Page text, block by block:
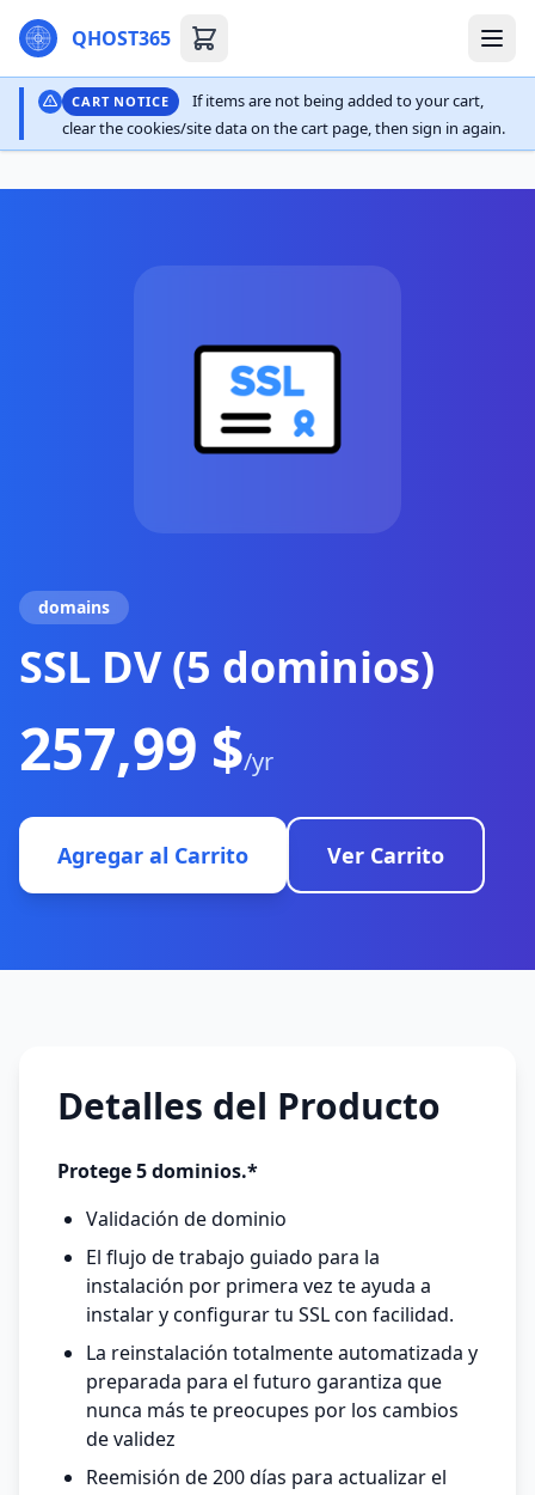
QHOST365
CART NOTICE
If items are not being added to your cart,
clear the cookies/site data on the cart page, then sign in again.
domains
SSL DV (5 dominios)
257,99 $/yr
Agregar al Carrito Ver Carrito
Detalles del Producto
Protege 5 dominios.*
Validación de dominio
El flujo de trabajo guiado para la
instalación por primera vez te ayuda a
instalar y configurar tu SSL con facilidad.
La reinstalación totalmente automatizada y
preparada para el futuro garantiza que
nunca más te preocupes por los cambios
de validez
Reemisión de 200 días para actualizar el